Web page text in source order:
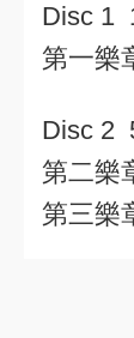
Disc 1
第一樂
Disc 2
第二樂
第三樂